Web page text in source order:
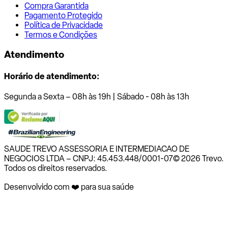
Compra Garantida
Pagamento Protegido
Política de Privacidade
Termos e Condições
Atendimento
Horário de atendimento:
Segunda a Sexta – 08h às 19h | Sábado - 08h às 13h
SAUDE TREVO ASSESSORIA E INTERMEDIACAO DE
NEGOCIOS LTDA – CNPJ: 45.453.448/0001-07© 2026 Trevo.
Todos os direitos reservados.
Desenvolvido com ❤️ para sua saúde